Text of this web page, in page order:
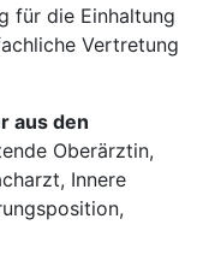
für die Einhaltung
Vertretung
aus den
Oberärztin,
Innere